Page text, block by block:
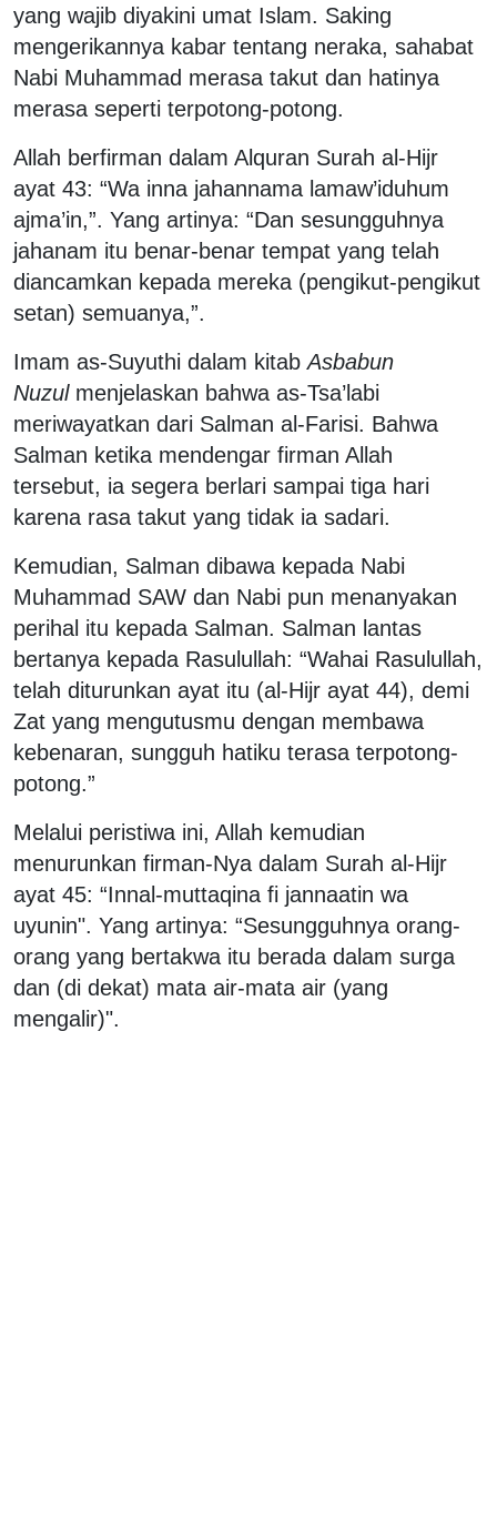
yang wajib diyakini umat Islam. Saking
mengerikannya kabar tentang neraka, sahabat
Nabi Muhammad merasa takut dan hatinya
merasa seperti terpotong-potong.
Allah berfirman dalam Alquran Surah al-Hijr
ayat 43: “Wa inna jahannama lamaw’iduhum
ajma’in,”. Yang artinya: “Dan sesungguhnya
jahanam itu benar-benar tempat yang telah
diancamkan kepada mereka (pengikut-pengikut
setan) semuanya,”.
Imam as-Suyuthi dalam kitabAsbabun
Nuzulmenjelaskan bahwa as-Tsa’labi
meriwayatkan dari Salman al-Farisi. Bahwa
Salman ketika mendengar firman Allah
tersebut, ia segera berlari sampai tiga hari
karena rasa takut yang tidak ia sadari.
Kemudian, Salman dibawa kepada Nabi
Muhammad SAW dan Nabi pun menanyakan
perihal itu kepada Salman. Salman lantas
bertanya kepada Rasulullah: “Wahai Rasulullah,
telah diturunkan ayat itu (al-Hijr ayat 44), demi
Zat yang mengutusmu dengan membawa
kebenaran, sungguh hatiku terasa terpotong-
potong.”
Melalui peristiwa ini, Allah kemudian
menurunkan firman-Nya dalam Surah al-Hijr
ayat 45: “Innal-muttaqina fi jannaatin wa
uyunin". Yang artinya: “Sesungguhnya orang-
orang yang bertakwa itu berada dalam surga
dan (di dekat) mata air-mata air (yang
mengalir)".